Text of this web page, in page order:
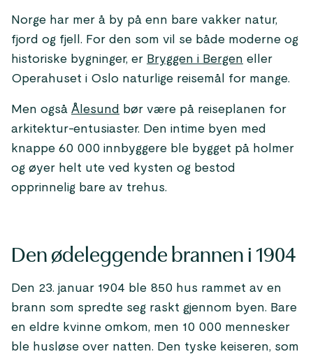
Norge har mer å by på enn bare vakker natur,
fjord og fjell. For den som vil se både moderne og
historiske bygninger, er Bryggen i Bergen eller
Operahuset i Oslo naturlige reisemål for mange.
Men også Ålesund
bør være på reiseplanen for
arkitektur-entusiaster. Den intime byen med
knappe 60 000 innbyggere ble bygget på holmer
og øyer helt ute ved kysten og bestod
opprinnelig bare av trehus.
Den ødeleggende brannen i 1904
Den 23. januar 1904 ble 850 hus rammet av en
brann som spredte seg raskt gjennom byen. Bare
en eldre kvinne omkom, men 10 000 mennesker
ble husløse over natten. Den tyske keiseren, som